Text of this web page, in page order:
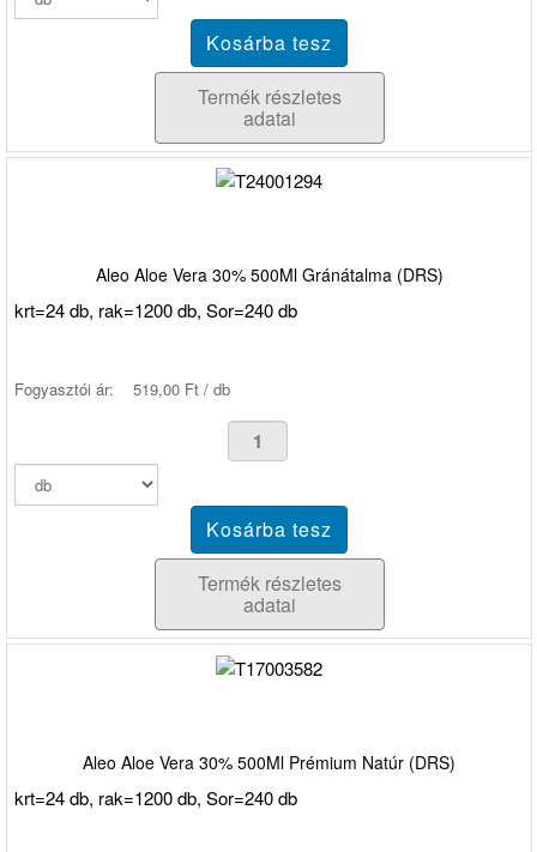
Termék részletes
adatai
Aleo Aloe Vera 30% 500Ml Gránátalma (DRS)
krt=24 db, rak=1200 db, Sor=240 db
Fogyasztói ár: 519,00 Ft / db
Termék részletes
adatai
Aleo Aloe Vera 30% 500Ml Prémium Natúr (DRS)
krt=24 db, rak=1200 db, Sor=240 db